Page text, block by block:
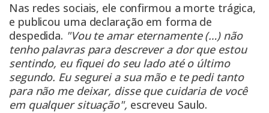
Nas redes sociais, ele confirmou a morte trágica,
e publicou uma declaração em forma de
despedida. "Vou te amar eternamente (…) não
tenho palavras para descrever a dor que estou
sentindo, eu fiquei do seu lado até o último
segundo. Eu segurei a sua mão e te pedi tanto
para não me deixar, disse que cuidaria de você
em qualquer situação", escreveu Saulo.